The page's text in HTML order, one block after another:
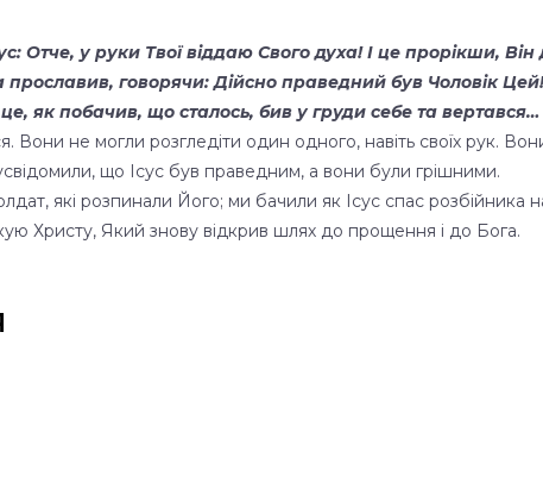
Отче, у руки Твої віддаю Свого духа! І це прорікши, Він
говорячи: Дійсно праведний був Чоловік Цей!
як побачив, що сталось, бив у груди себе та вертався…
Вони не могли розгледіти один одного, навіть своїх рук.
що Ісус був праведним, а вони були грішними.
які розпинали Його; ми бачили як Ісус спас розбійника
Христу, Який знову відкрив шлях до прощення і до Бога.